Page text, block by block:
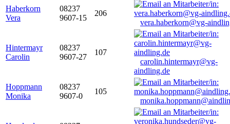
Haberkorn
Vera
08237
9607-15
206
vera.haberkorn@vg-
Hintermayr
Carolin
08237
9607-27
107
carolin.hintermayr@vg-
aindling.de
Hoppmann
Monika
08237
9607-0
105